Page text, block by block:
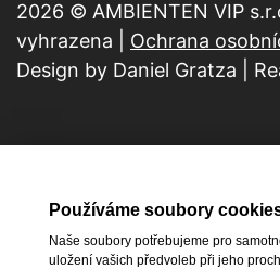
2026 © AMBIENTEN VIP
vyhrazena | Ochrana
Design by Daniel Gratza |
Používáme soubory
Naše soubory potřebujeme pro
uložení vašich předvoleb při jeho